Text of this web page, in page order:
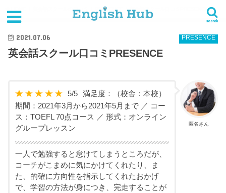
search
英会話スクールの口コミ PRESENCE 英会話スクール口コミPRESENCE
PRESENCE
2021.07.06
英会話スクール口コミPRESENCE
匿名さん
5/5 満足度：
（校舎：本校）
期間：2021年3月から2021年5月まで ／ コー
ス：TOEFL 70点コース ／ 形式：オンライン
グループレッスン
一人で勉強すると怠けてしまうところだが、
コーチがこまめに気にかけてくれたり、ま
た、的確に方向性を指示してくれたおかげ
で、学習の方法が身につき、完走することが